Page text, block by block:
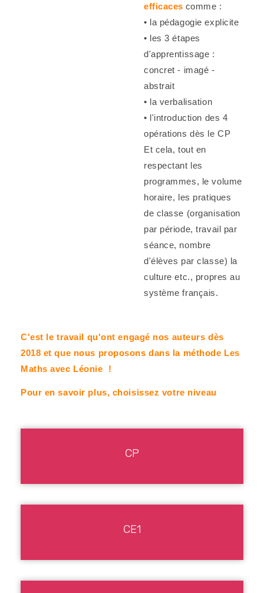
efficaces comme :
• la pédagogie explicite
• les 3 étapes
d'apprentissage :
concret - imagé -
abstrait
• la verbalisation
• l'introduction des 4
opérations dès le CP
Et cela, tout en
respectant les
programmes, le volume
horaire, les pratiques
de classe (organisation
par période, travail par
séance, nombre
d'élèves par classe) la
culture etc., propres au
système français.
C'est le travail qu'ont engagé nos auteurs dès
2018 et que nous proposons dans la méthode Les
Maths avec Léonie !
Pour en savoir plus, choisissez votre niveau
CP
CE1